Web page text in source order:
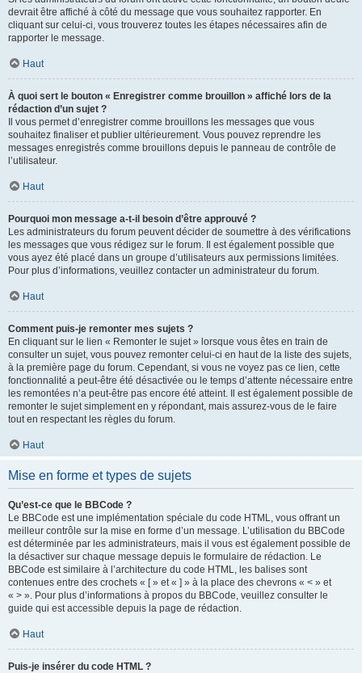
devrait être affiché à côté du message que vous souhaitez rapporter. En
cliquant sur celui-ci, vous trouverez toutes les étapes nécessaires afin de
rapporter le message.
Haut
À quoi sert le bouton « Enregistrer comme brouillon » affiché lors de la
rédaction d’un sujet ?
Il vous permet d’enregistrer comme brouillons les messages que vous
souhaitez finaliser et publier ultérieurement. Vous pouvez reprendre les
messages enregistrés comme brouillons depuis le panneau de contrôle de
l’utilisateur.
Haut
Pourquoi mon message a-t-il besoin d’être approuvé ?
Les administrateurs du forum peuvent décider de soumettre à des vérifications
les messages que vous rédigez sur le forum. Il est également possible que
vous ayez été placé dans un groupe d’utilisateurs aux permissions limitées.
Pour plus d’informations, veuillez contacter un administrateur du forum.
Haut
Comment puis-je remonter mes sujets ?
En cliquant sur le lien « Remonter le sujet » lorsque vous êtes en train de
consulter un sujet, vous pouvez remonter celui-ci en haut de la liste des sujets,
à la première page du forum. Cependant, si vous ne voyez pas ce lien, cette
fonctionnalité a peut-être été désactivée ou le temps d’attente nécessaire entre
les remontées n’a peut-être pas encore été atteint. Il est également possible de
remonter le sujet simplement en y répondant, mais assurez-vous de le faire
tout en respectant les règles du forum.
Haut
Mise en forme et types de sujets
Qu’est-ce que le BBCode ?
Le BBCode est une implémentation spéciale du code HTML, vous offrant un
meilleur contrôle sur la mise en forme d’un message. L’utilisation du BBCode
est déterminée par les administrateurs, mais il vous est également possible de
la désactiver sur chaque message depuis le formulaire de rédaction. Le
BBCode est similaire à l’architecture du code HTML, les balises sont
contenues entre des crochets « [ » et « ] » à la place des chevrons « < » et
« > ». Pour plus d’informations à propos du BBCode, veuillez consulter le
guide qui est accessible depuis la page de rédaction.
Haut
Puis-je insérer du code HTML ?